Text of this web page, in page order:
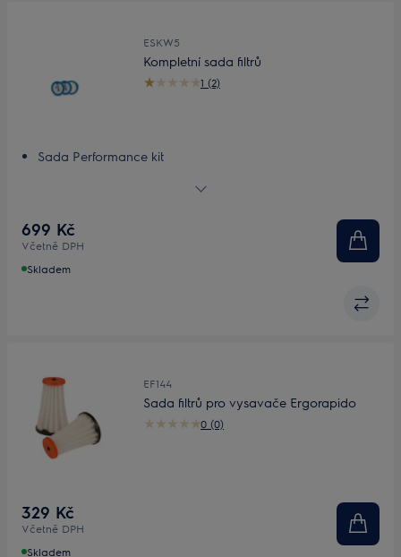
ESKW5
1 (2)
Kompletní sada filtrů
Sada Performance kit
Omyvatelné filtry
699 Kč
Včetně DPH
Skladem
EF144
0 (0)
Sada filtrů pro vysavače Ergorapido
329 Kč
Včetně DPH
Skladem